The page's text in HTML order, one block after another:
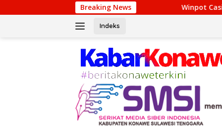
ke
Breaking NewsWinpot Casino: Su Lugar
Indeks